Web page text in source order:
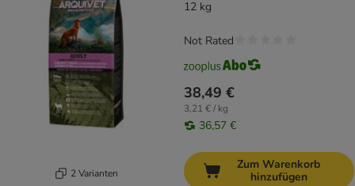
2 Varianten
12 kg
38,49 €
3,21 € / kg
36,57 €
Not Rated
Zum Warenkorb
hinzufügen